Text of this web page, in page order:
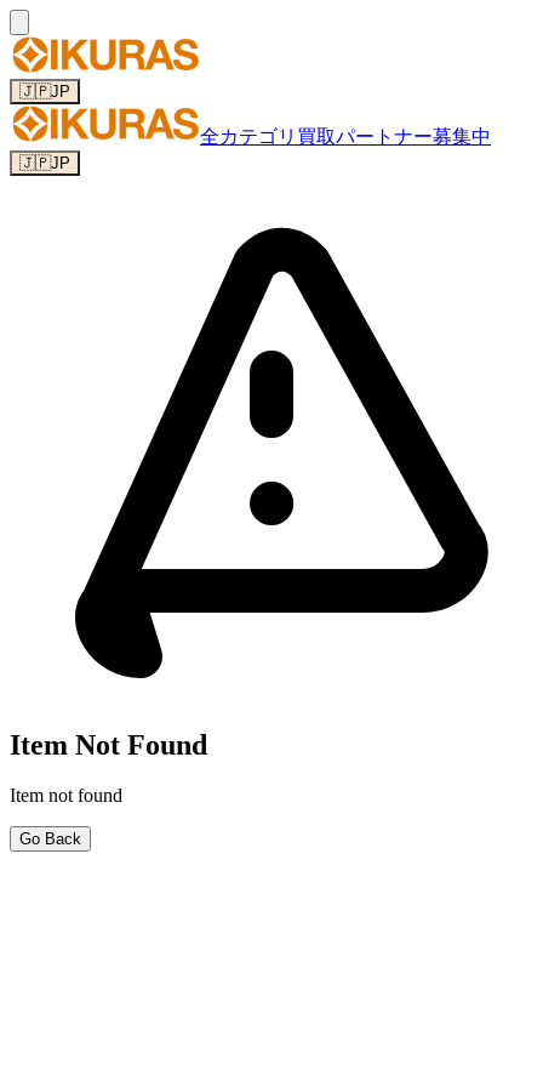
🇯🇵JP
全カテゴリ 買取パートナー募集中
🇯🇵JP
Item Not Found
Item not found
Go Back